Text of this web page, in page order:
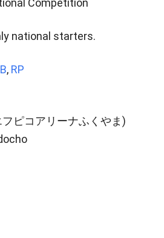
Competition
national starters.
B, RP
ピコアリーナふくやま)